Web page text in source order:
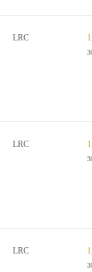
LRC
LRC
LRC